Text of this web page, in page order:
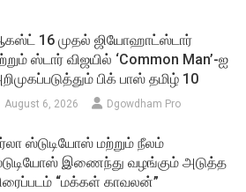
16 முதல் ஜியோஹாட்ஸ்டார்
ஸ்டார் விஜயில் ‘Common Man’-ஐ
பிக் பாஸ் தமிழ் 10
August 6, 2026 Dgowdham Pro
ஸ்டுடியோஸ் மற்றும் நீலம்
இணைந்து வழங்கும் அடுத்த
“மக்கள் காவலன்”